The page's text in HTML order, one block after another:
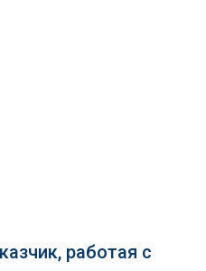
работая с